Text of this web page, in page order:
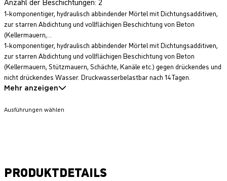
1-komponentiger, hydraulisch abbindender Mörtel mit Dichtungsadditiven,
zur starren Abdichtung und vollflächigen Beschichtung von Beton
(Kellermauern,...
1-komponentiger, hydraulisch abbindender Mörtel mit Dichtungsadditiven,
zur starren Abdichtung und vollflächigen Beschichtung von Beton
(Kellermauern, Stützmauern, Schächte, Kanäle etc.) gegen drückendes und
nicht drückendes Wasser. Druckwasserbelastbar nach 14 Tagen.
Mehr anzeigen
Ausführungen wählen
PRODUKTDETAILS